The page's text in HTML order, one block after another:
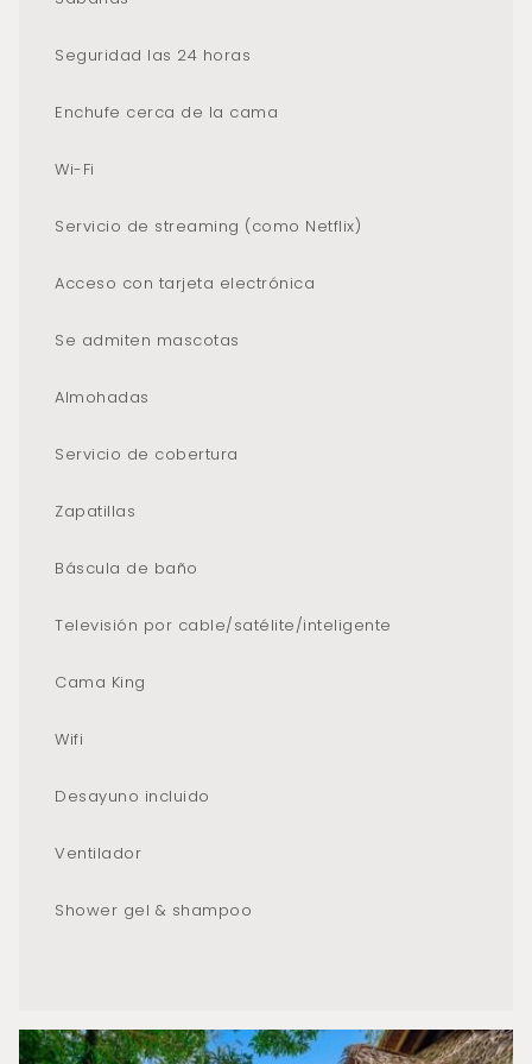
Seguridad las 24 horas
Enchufe cerca de la cama
Wi-Fi
Servicio de streaming (como Netflix)
Acceso con tarjeta electrónica
Se admiten mascotas
Almohadas
Servicio de cobertura
Zapatillas
Báscula de baño
Televisión por cable/satélite/inteligente
Cama King
Wifi
Desayuno incluido
Ventilador
Shower gel & shampoo